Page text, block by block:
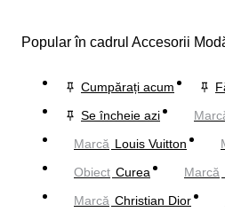
Popular în cadrul Accesorii
Cumpărați acum
Se încheie azi
Marcă Louis Vuitton
Obiect Curea Marcă
Marcă Christian Dior